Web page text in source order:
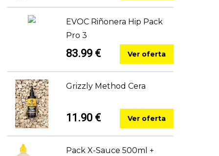
EVOC Riñonera Hip Pack
Pro 3
83.99 € Ver oferta
Grizzly Method Cera
11.90 € Ver oferta
Pack X-Sauce 500ml +